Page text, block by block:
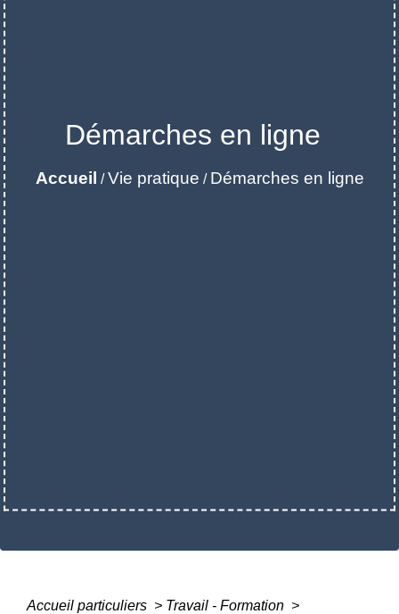
Démarches en ligne
Accueil /Vie pratique / Démarches en ligne
Accueil particuliers > Travail - Formation >